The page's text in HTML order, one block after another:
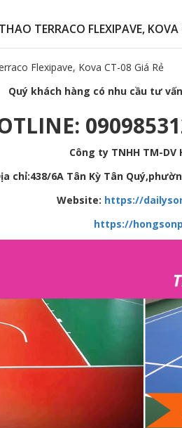
TERRACO FLEXIPAVE, KOVA
Flexipave, Kova CT-08 Giá Rẻ
Quý khách hàng có nhu cầu tư
Công ty TNHH TM-DV
chỉ:438/6A Tân Kỳ Tân
Website: https://
https://